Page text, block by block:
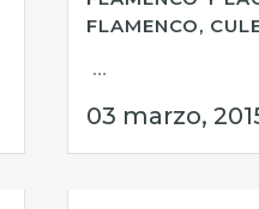
FLAMENCO,
...
03 marzo,